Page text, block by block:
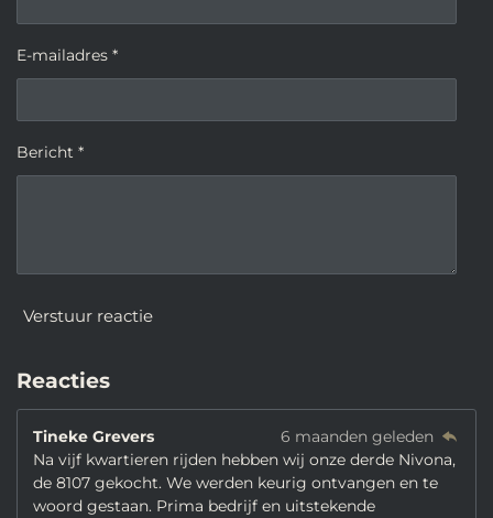
E-mailadres *
Bericht *
Verstuur reactie
Reacties
Tineke Grevers
6 maanden geleden
Na vijf kwartieren rijden hebben wij onze derde Nivona,
de 8107 gekocht. We werden keurig ontvangen en te
woord gestaan. Prima bedrijf en uitstekende